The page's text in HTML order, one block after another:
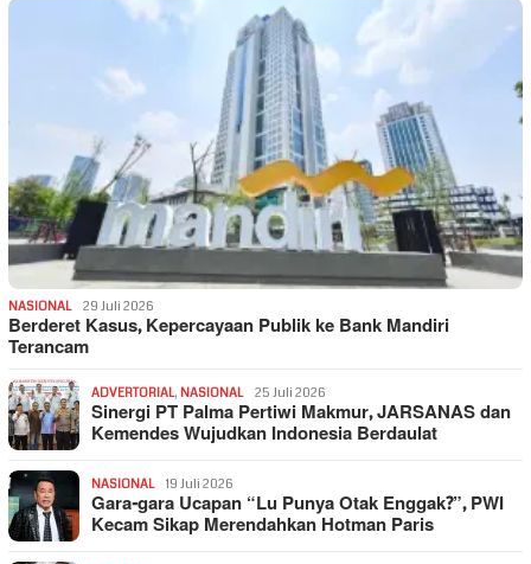
NASIONAL 29 Juli 2026
Berderet Kasus, Kepercayaan Publik ke Bank Mandiri
Terancam
ADVERTORIAL, NASIONAL 25 Juli 2026
Sinergi PT Palma Pertiwi Makmur, JARSANAS dan
Kemendes Wujudkan Indonesia Berdaulat
NASIONAL 19 Juli 2026
Gara-gara Ucapan “Lu Punya Otak Enggak?”, PWI
Kecam Sikap Merendahkan Hotman Paris